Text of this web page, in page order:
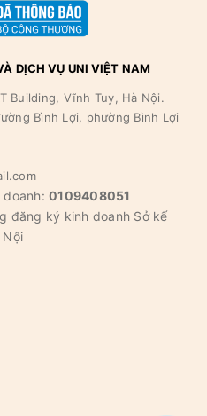
DỊCH VỤ UNI VIỆT NAM
Building, Vĩnh Tuy, Hà Nội.
Bình Lợi, phường Bình Lợi
0109408051
đăng ký kinh doanh Sở kế
Nội